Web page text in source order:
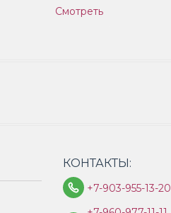
Смотреть
КОНТАКТЫ:
+7-903-955-13-20